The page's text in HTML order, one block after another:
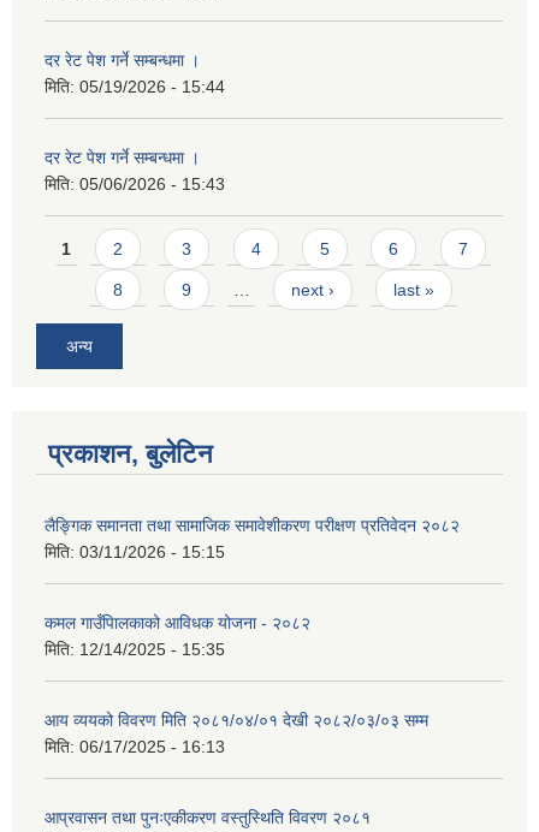
दर रेट पेश गर्ने सम्बन्धमा ।
मिति: 05/19/2026 - 15:44
दर रेट पेश गर्ने सम्बन्धमा ।
मिति: 05/06/2026 - 15:43
Pages
1 2 3 4 5 6 7
8 9 … next › last »
अन्य
प्रकाशन, बुलेटिन
लैङ्गिक समानता तथा सामाजिक समावेशीकरण परीक्षण प्रतिवेदन २०८२
मिति: 03/11/2026 - 15:15
कमल गाउँपािलकाको आविधक योजना - २०८२
मिति: 12/14/2025 - 15:35
आय व्ययको विवरण मिति २०८१/०४/०१ देखी २०८२/०३/०३ सम्म
मिति: 06/17/2025 - 16:13
आप्रवासन तथा पुनःएकीकरण वस्तुस्थिति विवरण २०८१